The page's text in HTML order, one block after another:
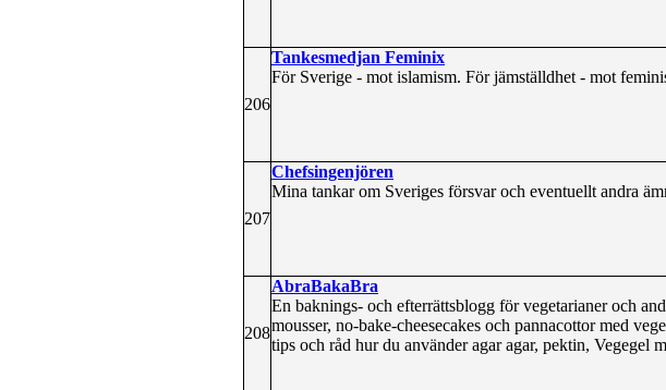
206
Tankesmedjan Feminix
För Sverige - mot islamism. För jämställdhet - mot
207
Chefsingenjören
Mina tankar om Sveriges försvar och eventuellt andra
208
AbraBakaBra
En baknings- och efterrättsblogg för vegetarianer och
mousser, no-bake-cheesecakes och pannacottor med
tips och råd hur du använder agar agar, pektin, Vegegel